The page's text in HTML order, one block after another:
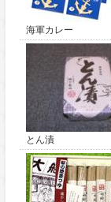
海軍カレー
とん漬